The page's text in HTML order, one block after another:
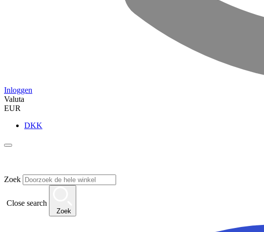
Inloggen
Valuta
EUR
DKK
Zoek
Close search
Zoek